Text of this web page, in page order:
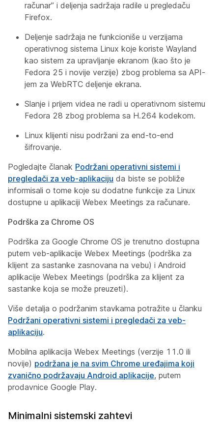
računar” i deljenja sadržaja radile u pregledaču
Firefox.
Deljenje sadržaja ne funkcioniše u verzijama
operativnog sistema Linux koje koriste Wayland
kao sistem za upravljanje ekranom (kao što je
Fedora 25 i novije verzije) zbog problema sa API-
jem za WebRTC deljenje ekrana.
Slanje i prijem videa ne radi u operativnom sistemu
Fedora 28 zbog problema sa H.264 kodekom.
Linux klijenti nisu podržani za end-to-end
šifrovanje.
Pogledajte članak Podržani operativni sistemi i
pregledači za veb-aplikaciju da biste se pobliže
informisali o tome koje su dodatne funkcije za Linux
dostupne u aplikaciji Webex Meetings za računare.
Podrška za Chrome OS
Podrška za Google Chrome OS je trenutno dostupna
putem veb-aplikacije Webex Meetings (podrška za
klijent za sastanke zasnovana na vebu) i Android
aplikacije Webex Meetings (podrška za klijent za
sastanke koja se može preuzeti).
Više detalja o podržanim stavkama potražite u članku
Podržani operativni sistemi i pregledači za veb-
aplikaciju.
Mobilna aplikacija Webex Meetings (verzije 11.0 ili
novije) podržana je na svim Chrome uređajima koji
zvanično podržavaju Android aplikacije, putem
prodavnice Google Play.
Minimalni sistemski zahtevi